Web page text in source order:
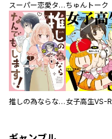
スーパー恋愛タイム！～現場でドＳな彼女は自宅でデレる～ ちゅんトーク
推しの為ならなんでもします！ 女子高生VS-R